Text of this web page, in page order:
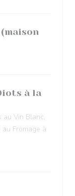
à la
au Vin Blanc,
Fromage à